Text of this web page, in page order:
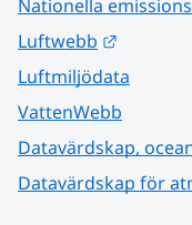
Nationella
Luftwebb
Luftmiljödata
VattenWebb
Datavärdskap,
Datavärdskap för